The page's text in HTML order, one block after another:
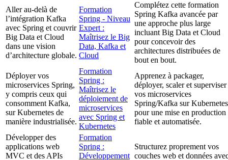
Aller au-delà de
l’intégration Kafka
avec Spring et couvrir
Big Data et Cloud
dans une vision
d’architecture globale.
Formation
Spring - Niveau
Expert :
Maîtrisez le Big
Data, Kafka et
Cloud
Complétez cette formation
Spring Kafka avancée par
une approche plus large
incluant Big Data et Cloud
pour concevoir des
architectures distribuées de
bout en bout.
Déployer vos
microservices Spring,
y compris ceux qui
consomment Kafka,
sur Kubernetes de
manière industrialisée.
Formation
Spring :
Maîtrisez le
déploiement de
microservices
avec Spring et
Kubernetes
Apprenez à packager,
déployer, scaler et superviser
vos microservices
Spring/Kafka sur Kubernetes
pour une mise en production
fiable et automatisée.
Développer des
applications web
MVC et des APIs
Formation
Spring :
Développement
Structurez proprement vos
couches web et données